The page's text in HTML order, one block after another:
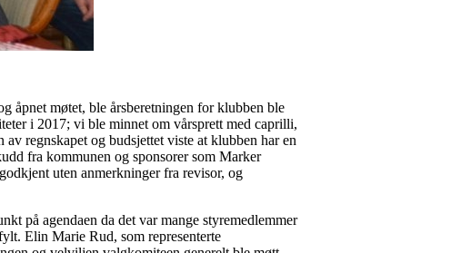
åpnet møtet, ble årsberetningen for klubben ble
i 2017; vi ble minnet om vårsprett med caprilli,
regnskapet og budsjettet viste at klubben har en
fra kommunen og sponsorer som Marker
uten anmerkninger fra revisor, og
på agendaen da det var mange styremedlemmer
Elin Marie Rud, som representerte